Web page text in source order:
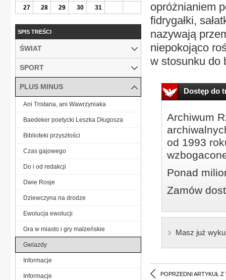
opróżnianiem
fidrygałki,
nazywają
niepokojąco
w stosunku do
Dostęp do
Archiwum
od 1993
Ponad
Zamów
Masz już
POPRZEDNI ARTYKUŁ Z
27
28 29 30 31
SPIS TREŚCI
ŚWIAT
SPORT
PLUS MINUS
Ani Tristana, ani Wawrzyniaka
Baedeker poetycki Leszka Długosza
Biblioteki przyszłości
Czas gajowego
Do i od redakcji
Dwie Rosje
Dziewczyna na drodze
Ewolucja ewolucji
Gra w miasto i gry małżeńskie
Gwiazdy
Informacje
Informacje